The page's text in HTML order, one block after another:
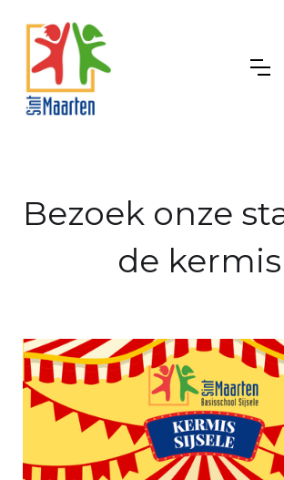
Bezoek onze
de